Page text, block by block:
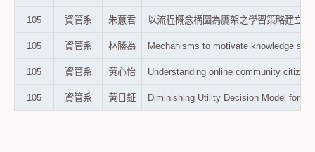
105 資管系 朱蕙君 以流程概念構圖為鷹架之學習策略建立
105 資管系 林勝為 Mechanisms to motivate knowledge
105 資管系 黃心怡 Understanding online community
105 資管系 黃日鉦 Diminishing Utility Decision Model for